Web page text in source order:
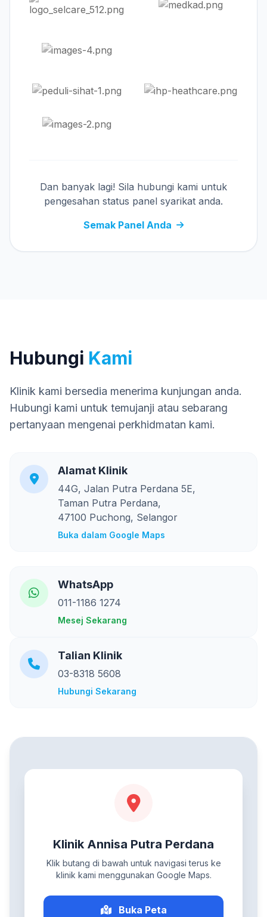
Dan banyak lagi! Sila hubungi kami untuk
pengesahan status panel syarikat anda.
Semak Panel Anda
Hubungi Kami
Klinik kami bersedia menerima kunjungan anda.
Hubungi kami untuk temujanji atau sebarang
pertanyaan mengenai perkhidmatan kami.
Alamat Klinik
44G, Jalan Putra Perdana 5E,
Taman Putra Perdana,
47100 Puchong, Selangor
Buka dalam Google Maps
WhatsApp
011-1186 1274
Mesej Sekarang
Talian Klinik
03-8318 5608
Hubungi Sekarang
Klinik Annisa Putra Perdana
Klik butang di bawah untuk navigasi terus ke
klinik kami menggunakan Google Maps.
Buka Peta